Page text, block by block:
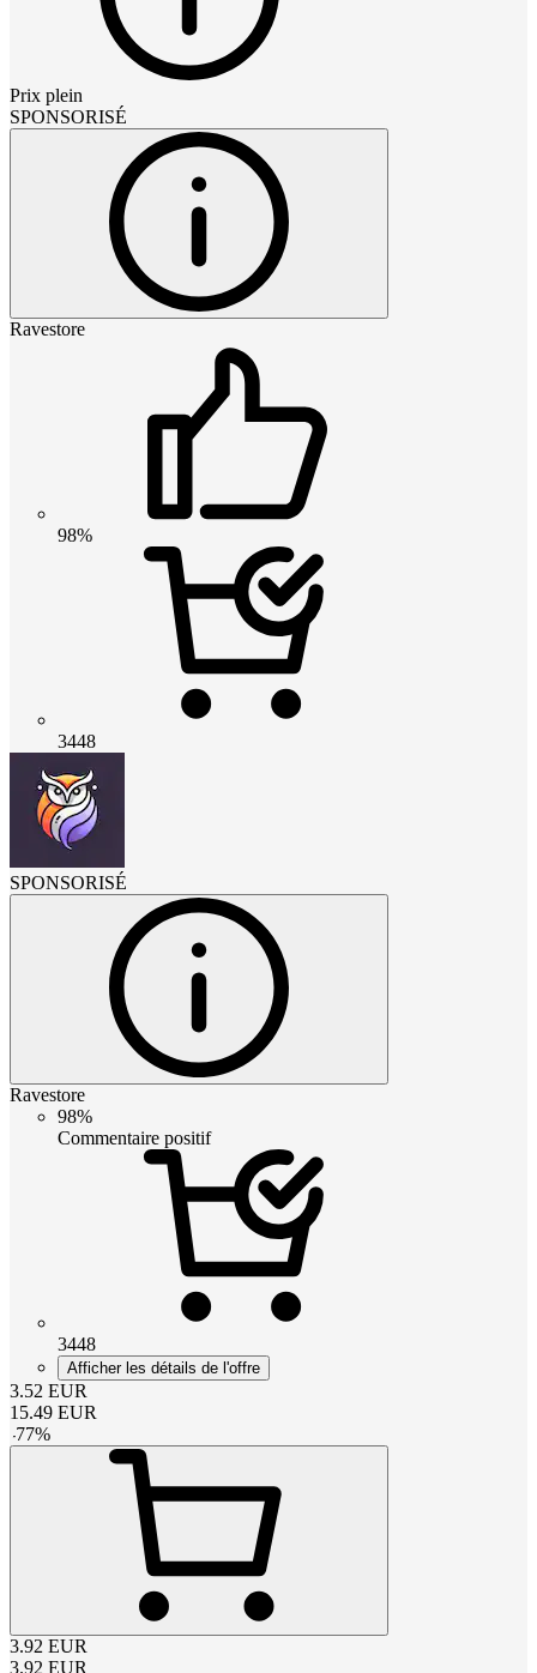
Prix plein
SPONSORISÉ
Ravestore
98%
3448
SPONSORISÉ
Ravestore
98%
Commentaire positif
3448
Afficher les détails de l'offre
3.52 EUR
15.49 EUR
-77%
3.92 EUR
3.92 EUR